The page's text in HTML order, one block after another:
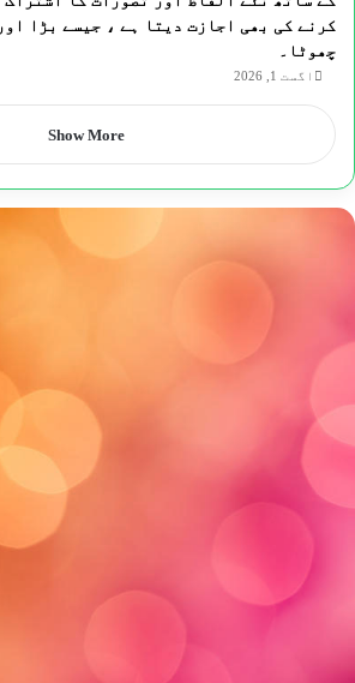
کرنے کی بھی اجازت دیتا ہے ، جیسے بڑا اور
چھوٹا۔
اگست 1, 2026
Show More